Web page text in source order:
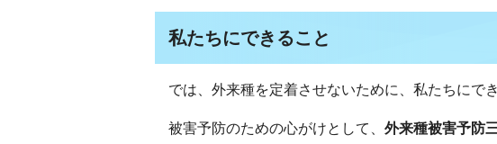
私たちにできること
では、外来種を定着させないために、私たちにで
被害予防のための心がけとして、 外来種被害予防